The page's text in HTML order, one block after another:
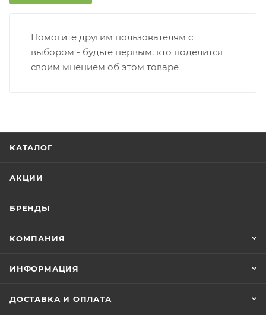
Помогите другим пользователям с
выбором - будьте первым, кто поделится
своим мнением об этом товаре
КАТАЛОГ
АКЦИИ
БРЕНДЫ
КОМПАНИЯ
ИНФОРМАЦИЯ
ДОСТАВКА И ОПЛАТА